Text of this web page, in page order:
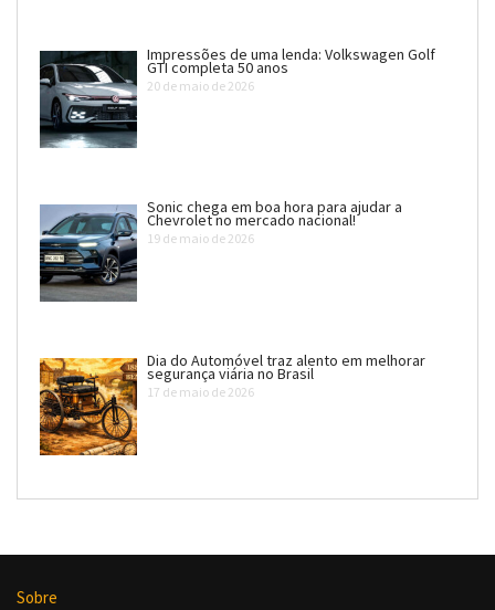
Impressões de uma lenda: Volkswagen Golf
GTI completa 50 anos
20 de maio de 2026
Sonic chega em boa hora para ajudar a
Chevrolet no mercado nacional!
19 de maio de 2026
Dia do Automóvel traz alento em melhorar
segurança viária no Brasil
17 de maio de 2026
Sobre